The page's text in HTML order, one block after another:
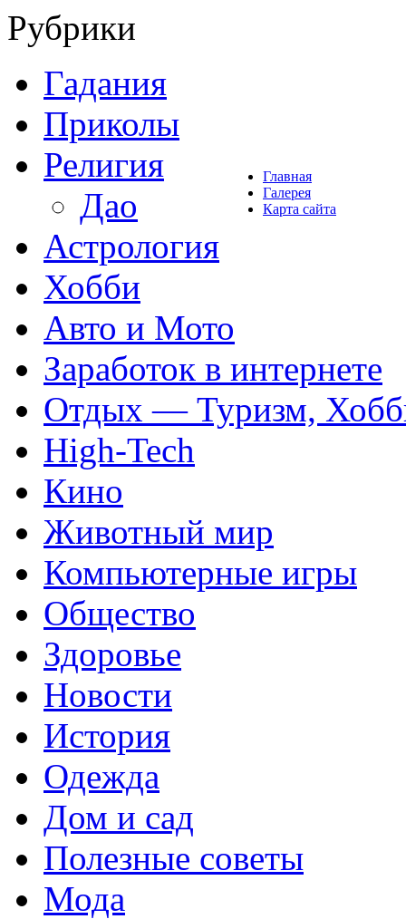
Главная
Галерея
Карта сайта
Рубрики
Гадания
Приколы
Религия
Дао
Астрология
Хобби
Авто и Мото
Заработок в интернете
Отдых — Туризм,
High-Tech
Кино
Животный мир
Компьютерные игры
Общество
Здоровье
Новости
История
Одежда
Дом и сад
Полезные советы
Мода